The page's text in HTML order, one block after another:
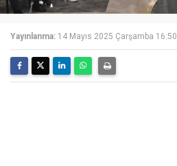
Yayınlanma: 14 Mayıs 2025 Çarşamba 16:50